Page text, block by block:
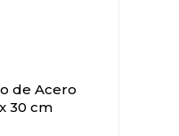
de Acero
30 cm